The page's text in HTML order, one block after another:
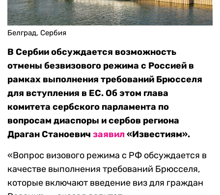
Белград, Сербия
В Сербии обсуждается возможность
отмены безвизового режима с Россией в
рамках выполнения требований Брюсселя
для вступления в ЕС. Об этом глава
комитета сербского парламента по
вопросам диаспоры и сербов региона
Драган Станоевич заявил«Известиям».
«Вопрос визового режима с РФ обсуждается в
качестве выполнения требований Брюсселя,
которые включают введение виз для граждан